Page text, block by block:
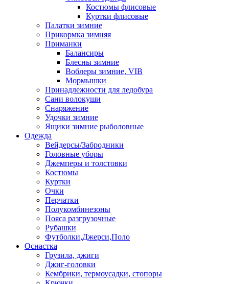
Костюмы флисовые
Куртки флисовые
Палатки зимние
Прикормка зимняя
Приманки
Балансиры
Блесны зимние
Воблеры зимние, VIB
Мормышки
Принадлежности для ледобура
Сани волокуши
Снаряжение
Удочки зимние
Ящики зимние рыболовные
Одежда
Вейдерсы/Забродники
Головные уборы
Джемперы и толстовки
Костюмы
Куртки
Очки
Перчатки
Полукомбинезоны
Пояса разгрузочные
Рубашки
Футболки,Джерси,Поло
Оснастка
Грузила, джиги
Джиг-головки
Кембрики, термоусадки, стопоры